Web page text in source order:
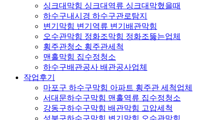
싱크대막힘 싱크대역류 싱크대막혔을때
하수구내시경 하수구관로탐지
변기막힘 변기역류 변기배관막힘
오수관막힘 정화조막힘 정화조뚫는업체
횡주관청소 횡주관세척
맨홀막힘 집수정청소
하수구배관공사 배관공사업체
작업후기
마포구 하수구막힘 아파트 횡주관 세척업체
서대문하수구막힘 맨홀역류 집수정청소
강동구하수구막힘 배관막힘 고압세척
성북구하수구막힘 변기막힘 오수관막힘